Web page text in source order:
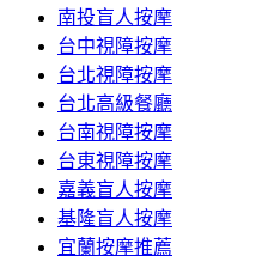
南投盲人按摩
台中視障按摩
台北視障按摩
台北高級餐廳
台南視障按摩
台東視障按摩
嘉義盲人按摩
基隆盲人按摩
宜蘭按摩推薦